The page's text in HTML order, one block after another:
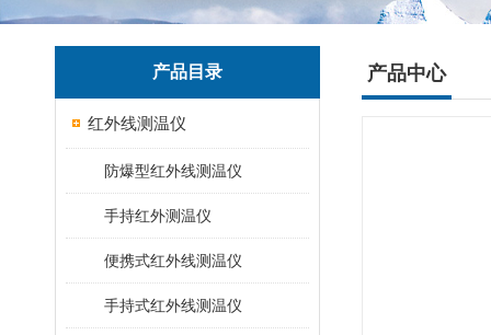
产品目录
红外线测温仪
防爆型红外线测温仪
手持红外测温仪
便携式红外线测温仪
手持式红外线测温仪
产品中心